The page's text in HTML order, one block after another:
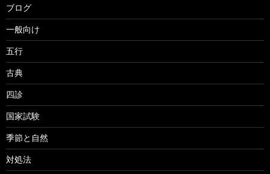
ブログ
一般向け
五行
古典
四診
国家試験
季節と自然
対処法